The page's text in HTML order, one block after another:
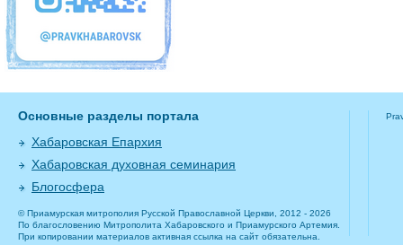
Основные разделы портала
Хабаровская Епархия
Хабаровская духовная семинария
Блогосфера
© Приамурская митрополия Русской Православной Церкви, 2012 - 2026
По благословению Митрополита Хабаровского и Приамурского Артемия.
При копировании материалов активная ссылка на сайт обязательна.